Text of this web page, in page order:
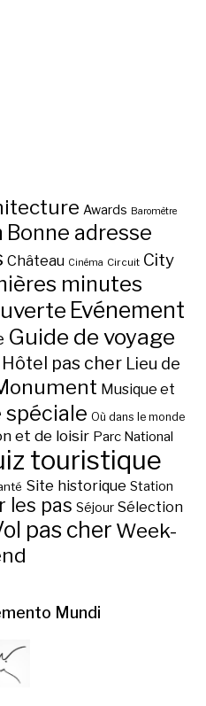
Awards Baromètre
Bonne adresse
Château Cinéma Circuit City
minutes
Evénement
Guide de voyage
Hôtel pas cher Lieu de
Musique et
spéciale Où dans le monde
et de loisir Parc National
touristique
Site historique Station
les pas Séjour Sélection
pas cher Week-
Mundi